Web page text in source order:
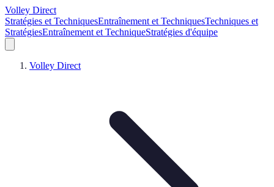
Volley Direct
Stratégies et TechniquesEntraînement et TechniquesTechniques et
StratégiesEntraînement et TechniqueStratégies d'équipe
Volley Direct